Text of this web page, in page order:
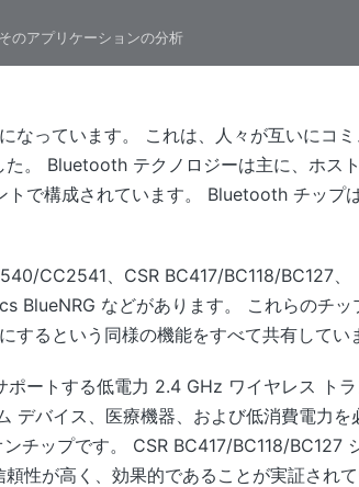
のアプリケーションの分析
なっています。 これは、人々が互いにコミ
。 Bluetooth テクノロジーは主に、ホス
で構成されています。 Bluetooth チップ
CC2541、CSR BC417/BC118/BC127、
などがあります。 これらのチッ
るという同様の機能をすべて共有してい
ートする低電力 2.4 GHz ワイヤレス ト
バイス、医療機器、および低消費電力を
チップです。 CSR BC417/BC118/BC127
性が高く、効果的であることが実証され